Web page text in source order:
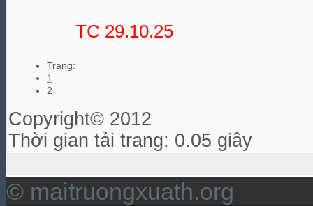
TC 29.10.25
Trang:
1
2
Copyright© 2012
Thời gian tải trang: 0.05 giây
© maitruongxuath.org